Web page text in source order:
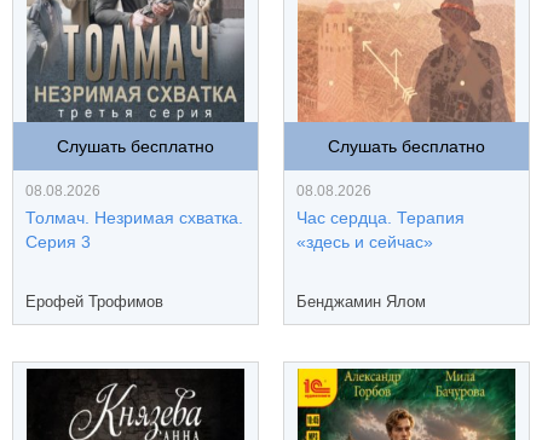
Слушать бесплатно
08.08.2026
Толмач. Незримая схватка.
Серия 3
Ерофей Трофимов
Слушать бесплатно
08.08.2026
Час сердца. Терапия
«здесь и сейчас»
Бенджамин Ялом